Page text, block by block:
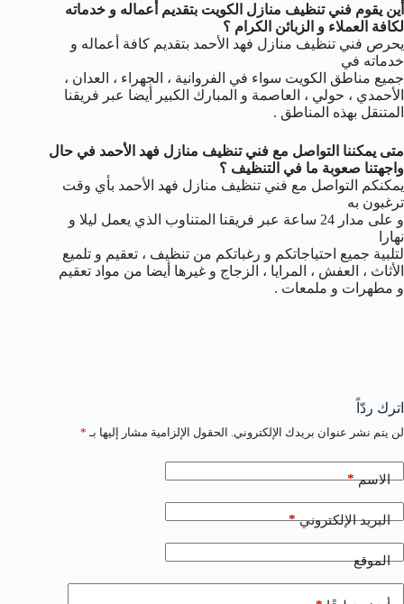
أين يقوم فني تنظيف منازل الكويت بتقديم أعماله و خدماته
لكافة العملاء و الزبائن الكرام ؟
يحرص فني تنظيف منازل فهد الأحمد بتقديم كافة أعماله و
خدماته في
جميع مناطق الكويت سواء في الفروانية ، الجهراء ، العدان ،
الأحمدي ، حولي ، العاصمة و المبارك الكبير أيضا عبر فريقنا
المتنقل بهذه المناطق .
متى يمكننا التواصل مع فني تنظيف منازل فهد الأحمد في حال
واجهتنا صعوبة ما في التنظيف ؟
يمكنكم التواصل مع فني تنظيف منازل فهد الأحمد بأي وقت
ترغبون به
و على مدار 24 ساعة عبر فريقنا المتناوب الذي يعمل ليلا و
نهارا
لتلبية جميع احتياجاتكم و رغباتكم من تنظيف ، تعقيم و تلميع
الأثاث ، العفش ، المرايا ، الزجاج و غيرها أيضا من مواد تعقيم
و مطهرات و ملمعات .
اترك ردّاً
لن يتم نشر عنوان بريدك الإلكتروني. الحقول الإلزامية مشار إليها بـ *
الاسم*
البريد الإلكتروني*
الموقع